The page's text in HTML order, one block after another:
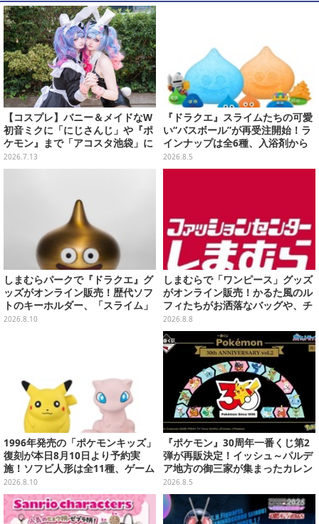
【コスプレ】バニー＆メイドなW
初音ミクに「にじさんじ」や『ポ
ケモン』まで「アコスタ池袋」に
集った美麗レイヤー13選【写真60
枚】
2026.7.13
『ドラクエ』スライムたちの可愛
い“バスボール”が再受注開始！ラ
インナップは全6種、入浴剤から
モンスターのフィギュアが出てく
る
2026.8.5
しまむらパークで『ドラクエ』グ
ッズがオンライン販売！歴代ソフ
トのキーホルダー、「スライム」
「ロトの剣&盾」などのメタルフ
2026.8.10
しまむらで「ワンピース」グッズ
がオンライン販売！かるた風のル
フィたちがお洒落なバッグや、チ
ョッパーが可愛いサンダルも
2026.8.8
1996年発売の「ポケモンキッズ」
復刻が本日8月10日より予約実
施！ソフビ人形は全11種、ゲーム
ボーイ風パッケージにも注目
2026.8.10
『ポケモン』30周年一番くじ第2
弾が再販決定！イッシュ～パルデ
ア地方の御三家が集まったカレン
ダー、ぬいぐるみなど記念グッズ
盛りだくさん
2026.8.5